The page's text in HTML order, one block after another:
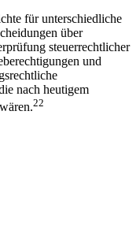
für unterschiedliche
über
steuerrechtlicher
und
nach heutigem
22